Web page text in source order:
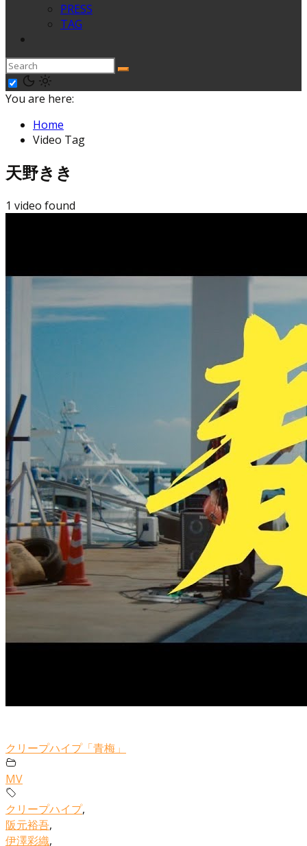
PRESS
TAG
You are here:
Home
Video Tag
天野きき
1 video found
クリープハイプ「青梅」
MV
クリープハイプ,
阪元裕吾,
伊澤彩織,